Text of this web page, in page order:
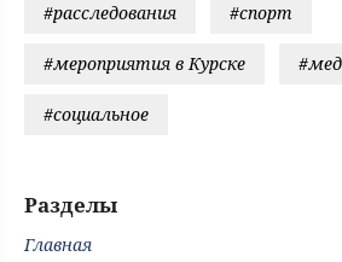
#расследования #спорт
#мероприятия в Курске
#социальное
Разделы
Главная